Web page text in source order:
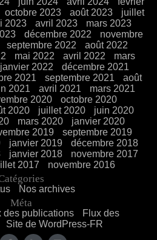
octobre 2023 août 2023
juillet
2023 avril 2023
mars 2023
décembre 2022
novembre
septembre 2022
août 2022
mai 2022 avril 2022
mars
janvier 2022
décembre 2021
2021 septembre 2021
août
2021 avril 2021
mars 2021
2020
octobre 2020
2020 juillet 2020
juin 2020
mars 2020
janvier 2020
2019
septembre 2019
janvier 2019
décembre 2018
janvier 2018
novembre 2017
2017 novembre 2016
Nos archives
Méta
des publications
Flux des
Site de WordPress-FR